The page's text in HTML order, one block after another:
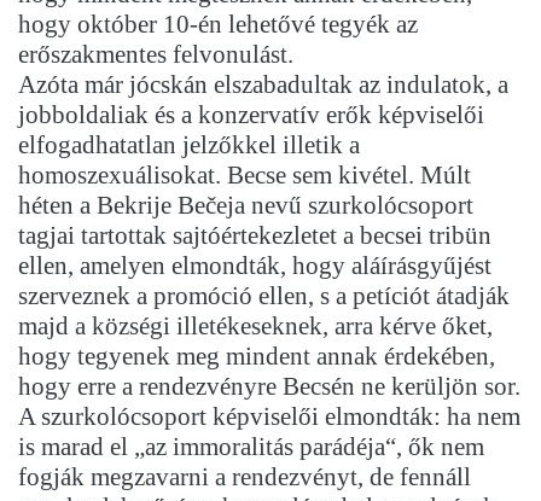
hogy október 10-én lehetővé tegyék az
erőszakmentes felvonulást.
Azóta már jócskán elszabadultak az indulatok, a
jobboldaliak és a konzervatív erők képviselői
elfogadhatatlan jelzőkkel illetik a
homoszexuálisokat. Becse sem kivétel. Múlt
héten a Bekrije Bečeja nevű szurkolócsoport
tagjai tartottak sajtóértekezletet a becsei tribün
ellen, amelyen elmondták, hogy aláírásgyűjést
szerveznek a promóció ellen, s a petíciót átadják
majd a községi illetékeseknek, arra kérve őket,
hogy tegyenek meg mindent annak érdekében,
hogy erre a rendezvényre Becsén ne kerüljön sor.
A szurkolócsoport képviselői elmondták: ha nem
is marad el „az immoralitás parádéja“, ők nem
fogják megzavarni a rendezvényt, de fennáll